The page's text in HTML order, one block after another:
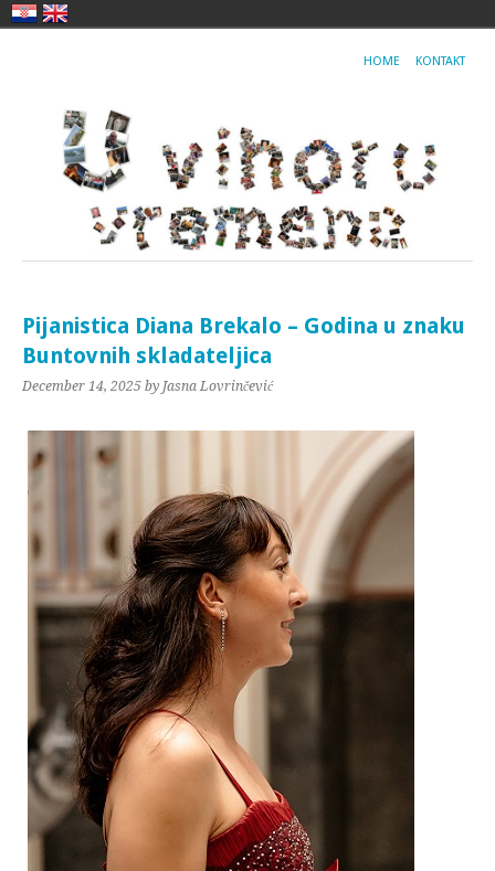
HOME KONTAKT
Pijanistica Diana Brekalo – Godina u znaku
Buntovnih skladateljica
December 14, 2025 by Jasna Lovrinčević